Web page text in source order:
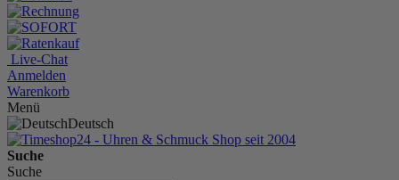
Live-Chat
Anmelden
Warenkorb
Menü
Deutsch
Suche
Suche